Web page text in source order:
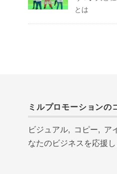
とは
ミルプロモーションの
ビジュアル, コピー, ア
なたのビジネスを応援し